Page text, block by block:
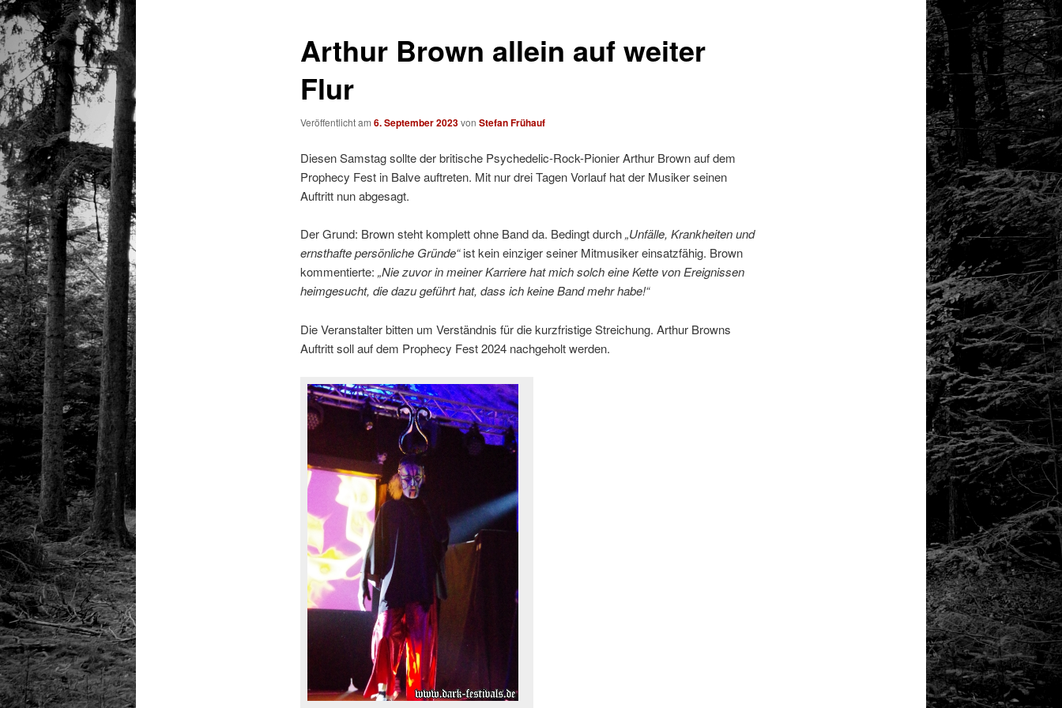
Arthur Brown allein auf weiter
Flur
Veröffentlicht am 6. September 2023von Stefan Frühauf
Diesen Samstag sollte der britische Psychedelic-Rock-Pionier Arthur Brown auf dem
Prophecy Fest in Balve auftreten. Mit nur drei Tagen Vorlauf hat der Musiker seinen
Auftritt nun abgesagt.
Der Grund: Brown steht komplett ohne Band da. Bedingt durch„Unfälle, Krankheiten und
ernsthafte persönliche Gründe“ist kein einziger seiner Mitmusiker einsatzfähig. Brown
kommentierte: „Nie zuvor in meiner Karriere hat mich solch eine Kette von Ereignissen
heimgesucht, die dazu geführt hat, dass ich keine Band mehr habe!“
Die Veranstalter bitten um Verständnis für die kurzfristige Streichung. Arthur Browns
Auftritt soll auf dem Prophecy Fest 2024 nachgeholt werden.